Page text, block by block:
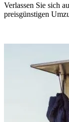
Verlassen Sie sich
preisgünstigen